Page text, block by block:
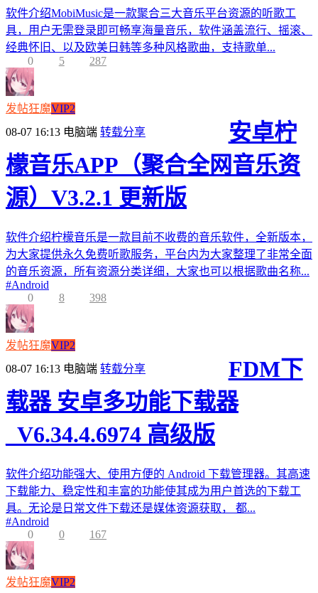
软件介绍MobiMusic是一款聚合三大音乐平台资源的听歌工
具，用户无需登录即可畅享海量音乐，软件涵盖流行、摇滚、
经典怀旧、以及欧美日韩等多种风格歌曲，支持歌单...
0
5 287
发帖狂魔VIP2
08-07 16:13 电脑端 转载分享
安卓柠
檬音乐APP（聚合全网音乐资
源）V3.2.1 更新版
软件介绍柠檬音乐是一款目前不收费的音乐软件，全新版本，
为大家提供永久免费听歌服务，平台内为大家整理了非常全面
的音乐资源，所有资源分类详细，大家也可以根据歌曲名称...
#Android
0
8 398
发帖狂魔VIP2
08-07 16:13 电脑端 转载分享
FDM下
载器 安卓多功能下载器
_V6.34.4.6974 高级版
软件介绍功能强大、使用方便的 Android 下载管理器。其高速
下载能力、稳定性和丰富的功能使其成为用户首选的下载工
具。无论是日常文件下载还是媒体资源获取， 都...
#Android
0
0 167
发帖狂魔VIP2